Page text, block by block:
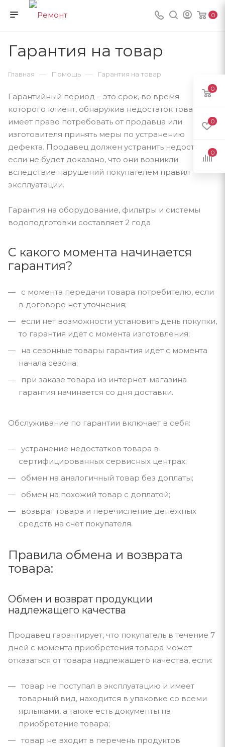
0
Гарантия на товар
Главная — Помощь — Гарантия на товар
Гарантийный период – это срок, во время
которого клиент, обнаружив недостаток товара
имеет право потребовать от продавца или
изготовителя принять меры по устранению
дефекта. Продавец должен устранить недостатки,
если не будет доказано, что они возникли
вследствие нарушений покупателем правил
эксплуатации.
Гарантия на оборудование, фильтры и системы
водоподготовки составляет 2 года
С какого момента начинается
гарантия?
с момента передачи товара потребителю, если
в договоре нет уточнения;
если нет возможности установить день покупки,
то гарантия идёт с момента изготовления;
на сезонные товары гарантия идёт с момента
начала сезона;
при заказе товара из интернет-магазина
гарантия начинается со дня доставки.
Обслуживание по гарантии включает в себя:
устранение недостатков товара в
сертифицированных сервисных центрах;
обмен на аналогичный товар без доплаты;
обмен на похожий товар с доплатой;
возврат товара и перечисление денежных
средств на счёт покупателя.
Правила обмена и возврата
товара:
Обмен и возврат продукции
надлежащего качества
Продавец гарантирует, что покупатель в течение 7
дней с момента приобретения товара может
отказаться от товара надлежащего качества, если:
товар не поступал в эксплуатацию и имеет
товарный вид, находится в упаковке со всеми
ярлыками, а также есть документы на
приобретение товара;
товар не входит в перечень продуктов
0
0
0